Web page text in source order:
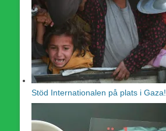
Stöd Internationalen på plats i Gaza!